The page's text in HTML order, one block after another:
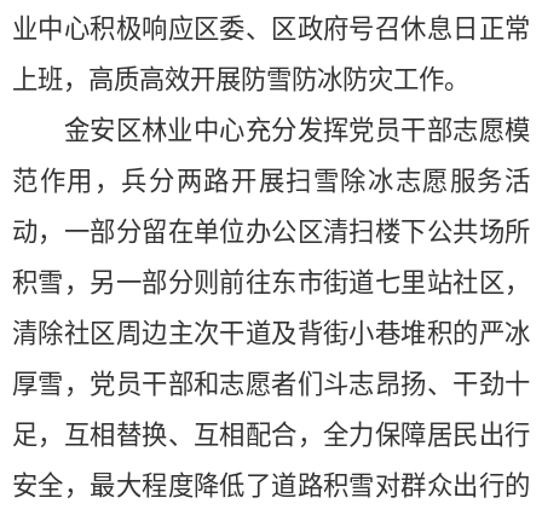
业中心积极响应区委、区政府号召休息日正常
上班，高质高效开展防雪防冰防灾工作。
金安区林业中心充分发挥党员干部志愿模
范作用，兵分两路开展扫雪除冰志愿服务活
动，一部分留在单位办公区清扫楼下公共场所
积雪，另一部分则前往东市街道七里站社区，
清除社区周边主次干道及背街小巷堆积的严冰
厚雪，党员干部和志愿者们斗志昂扬、干劲十
足，互相替换、互相配合，全力保障居民出行
安全，最大程度降低了道路积雪对群众出行的